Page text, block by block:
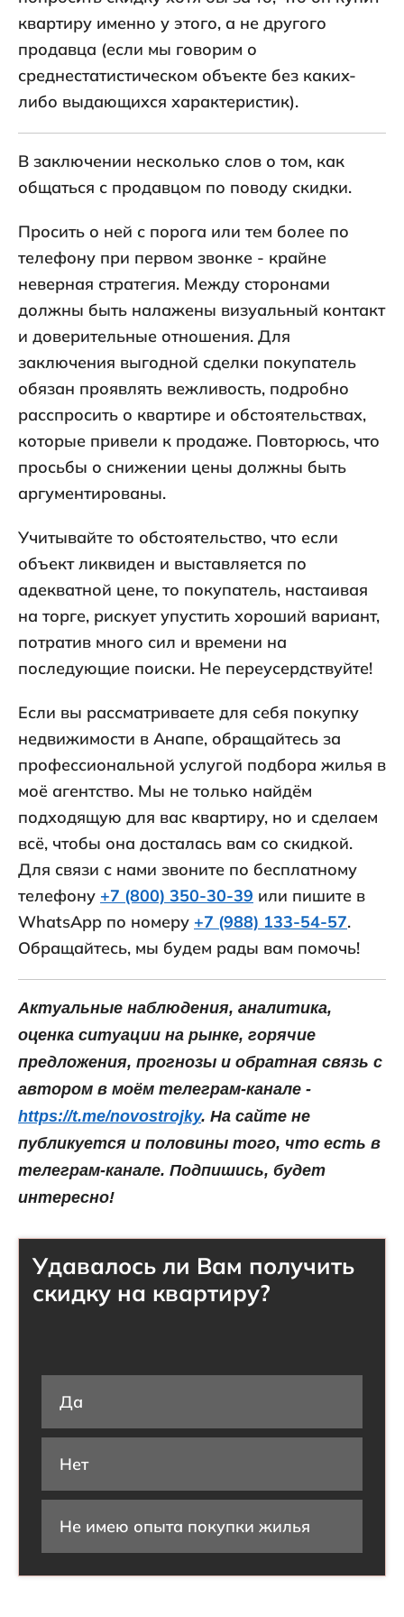
квартиру именно у этого, а не другого
продавца (если мы говорим о
среднестатистическом объекте без каких-
либо выдающихся характеристик).
В заключении несколько слов о том, как
общаться с продавцом по поводу скидки.
Просить о ней с порога или тем более по
телефону при первом звонке - крайне
неверная стратегия. Между сторонами
должны быть налажены визуальный контакт
и доверительные отношения. Для
заключения выгодной сделки покупатель
обязан проявлять вежливость, подробно
расспросить о квартире и обстоятельствах,
которые привели к продаже. Повторюсь, что
просьбы о снижении цены должны быть
аргументированы.
Учитывайте то обстоятельство, что если
объект ликвиден и выставляется по
адекватной цене, то покупатель, настаивая
на торге, рискует упустить хороший вариант,
потратив много сил и времени на
последующие поиски. Не переусердствуйте!
Если вы рассматриваете для себя покупку
недвижимости в Анапе, обращайтесь за
профессиональной услугой подбора жилья в
моё агентство. Мы не только найдём
подходящую для вас квартиру, но и сделаем
всё, чтобы она досталась вам со скидкой.
Для связи с нами звоните по бесплатному
телефону +7 (800) 350-30-39 или пишите в
WhatsApp по номеру +7 (988) 133-54-57.
Обращайтесь, мы будем рады вам помочь!
Актуальные наблюдения, аналитика,
оценка ситуации на рынке, горячие
предложения, прогнозы и обратная связь с
автором в моём телеграм-канале -
https://t.me/novostrojky. На сайте не
публикуется и половины того, что есть в
телеграм-канале. Подпишись, будет
интересно!
Удавалось ли Вам получить
скидку на квартиру?
Да
Нет
Не имею опыта покупки жилья